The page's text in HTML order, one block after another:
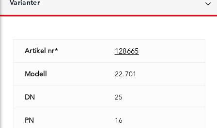
Varianter
Artikel nr* 128665
Modell 22.701
DN 25
PN 16